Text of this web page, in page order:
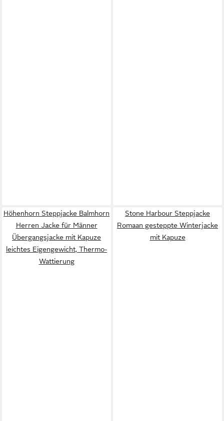
Höhenhorn Steppjacke Balmhorn
Herren Jacke für Männer
Übergangsjacke mit Kapuze
leichtes Eigengewicht, Thermo-
Wattierung
Stone Harbour Steppjacke
Romaan gesteppte Winterjacke
mit Kapuze